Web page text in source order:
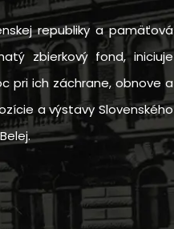
republiky a pamäťová
zbierkový fond, iniciuje
pri ich záchrane, obnove a
a výstavy Slovenského